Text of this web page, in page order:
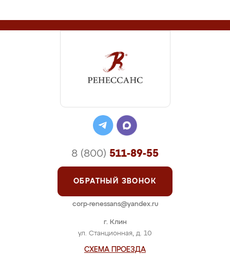
г. Клин
ул. Станционная, д. 10
СХЕМА ПРОЕЗДА
8 (800) 511-89-55
ОБРАТНЫЙ ЗВОНОК
corp-renessans@yandex.ru